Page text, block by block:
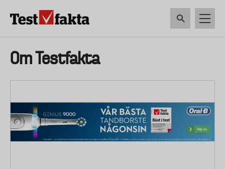
Huvudmeny
HEM & HUSHÅLL TEKNIK
Om Testfakta